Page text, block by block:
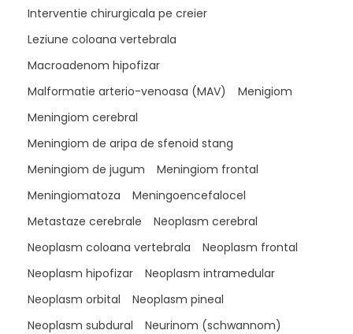
Interventie chirurgicala pe creier
Leziune coloana vertebrala
Macroadenom hipofizar
Malformatie arterio-venoasa (MAV)
Menigiom
Meningiom cerebral
Meningiom de aripa de sfenoid stang
Meningiom de jugum
Meningiom frontal
Meningiomatoza
Meningoencefalocel
Metastaze cerebrale
Neoplasm cerebral
Neoplasm coloana vertebrala
Neoplasm frontal
Neoplasm hipofizar
Neoplasm intramedular
Neoplasm orbital
Neoplasm pineal
Neoplasm subdural
Neurinom (schwannom)